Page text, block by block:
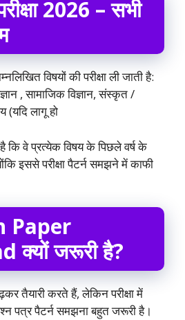
2026 – सभी
विषयों की परीक्षा ली जाती है:
, सामाजिक विज्ञान, संस्कृत /
(यदि लागू हो
कि वे प्रत्येक विषय के पिछले वर्ष के
इससे परीक्षा पैटर्न समझने में काफी
Paper
क्यों जरूरी है?
तैयारी करते हैं, लेकिन परीक्षा में
पत्र पैटर्न समझना बहुत जरूरी है।